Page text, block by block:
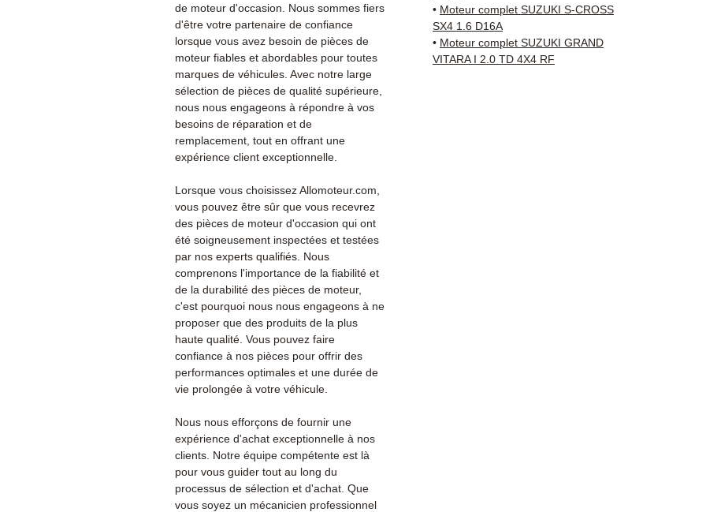
de moteur d'occasion. Nous sommes fiers
d'être votre partenaire de confiance
lorsque vous avez besoin de pièces de
moteur fiables et abordables pour toutes
marques de véhicules. Avec notre large
sélection de pièces de qualité supérieure,
nous nous engageons à répondre à vos
besoins de réparation et de
remplacement, tout en offrant une
expérience client exceptionnelle.
Lorsque vous choisissez Allomoteur.com,
vous pouvez être sûr que vous recevrez
des pièces de moteur d'occasion qui ont
été soigneusement inspectées et testées
par nos experts qualifiés. Nous
comprenons l'importance de la fiabilité et
de la durabilité des pièces de moteur,
c'est pourquoi nous nous engageons à ne
proposer que des produits de la plus
haute qualité. Vous pouvez faire
confiance à nos pièces pour offrir des
performances optimales et une durée de
vie prolongée à votre véhicule.
Nous nous efforçons de fournir une
expérience d'achat exceptionnelle à nos
clients. Notre équipe compétente est là
pour vous guider tout au long du
processus de sélection et d'achat. Que
vous soyez un mécanicien professionnel
• Moteur complet SUZUKI S-CROSS
SX4 1.6 D16A
• Moteur complet SUZUKI GRAND
VITARA I 2.0 TD 4X4 RF